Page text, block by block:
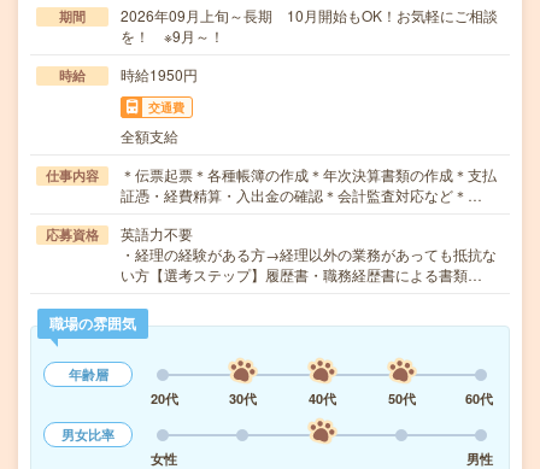
期間
2026年09月上旬～長期 10月開始もOK！お気軽にご相談
を！ ※9月～！
時給 時給1950円
交通費
全額支給
仕事内容
＊伝票起票＊各種帳簿の作成＊年次決算書類の作成＊支払
証憑・経費精算・入出金の確認＊会計監査対応など＊…
応募資格
英語力不要
・経理の経験がある方→経理以外の業務があっても抵抗な
い方【選考ステップ】履歴書・職務経歴書による書類…
職場の雰囲気
年齢層
20代
30代 40代 50代
60代
男女比率
女性
男性